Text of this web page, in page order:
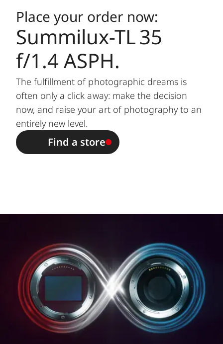
fitting
Leica L bayonet
Filter mount/
Lens hood
Internal thread for E60
filters, filter mount does not
rotate,
external bayonet mount for
lens hood (included)
Finish
Black/silver anodized
Dimensions
and Weight
Length to bayonet mount:
approx. 77/123 mm
Place your order now:
Summilux-TL 35
f/1.4 ASPH.
The fulfillment of photographic dreams is
often only a click away: make the decision
now, and raise your art of photography to an
entirely new level.
Find a store